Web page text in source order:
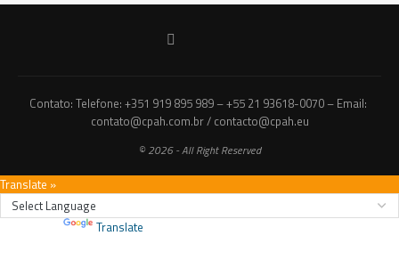
Contato: Telefone: +351 919 895 989 – +55 21 93618-0070 – Email:
contato@cpah.com.br / contacto@cpah.eu
© 2026 - All Right Reserved
Translate »
Translate